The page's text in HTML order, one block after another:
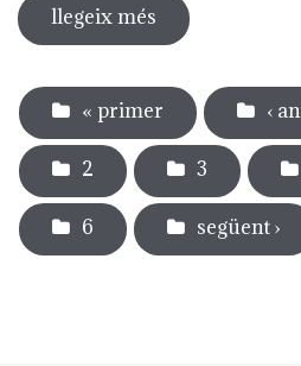
llegeix més sobre dia
recital poètic
Pàgines
« primer ‹
2 3
6 següent ›